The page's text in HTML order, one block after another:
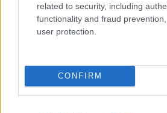
related to security, including
functionality and fraud
user protection.
CONFIRM
2014. december 8. (hétfő), 20:00
Színház
Sportcsarnok
2014. december 10. (szerda),